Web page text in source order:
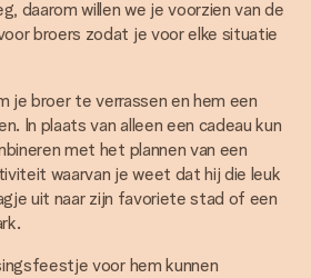
daarom willen we je voorzien van de
broers zodat je voor elke situatie
je broer te verrassen en hem een
In plaats van alleen een cadeau kun
met het plannen van een
waarvan je weet dat hij die leuk
uit naar zijn favoriete stad of een
voor hem kunnen